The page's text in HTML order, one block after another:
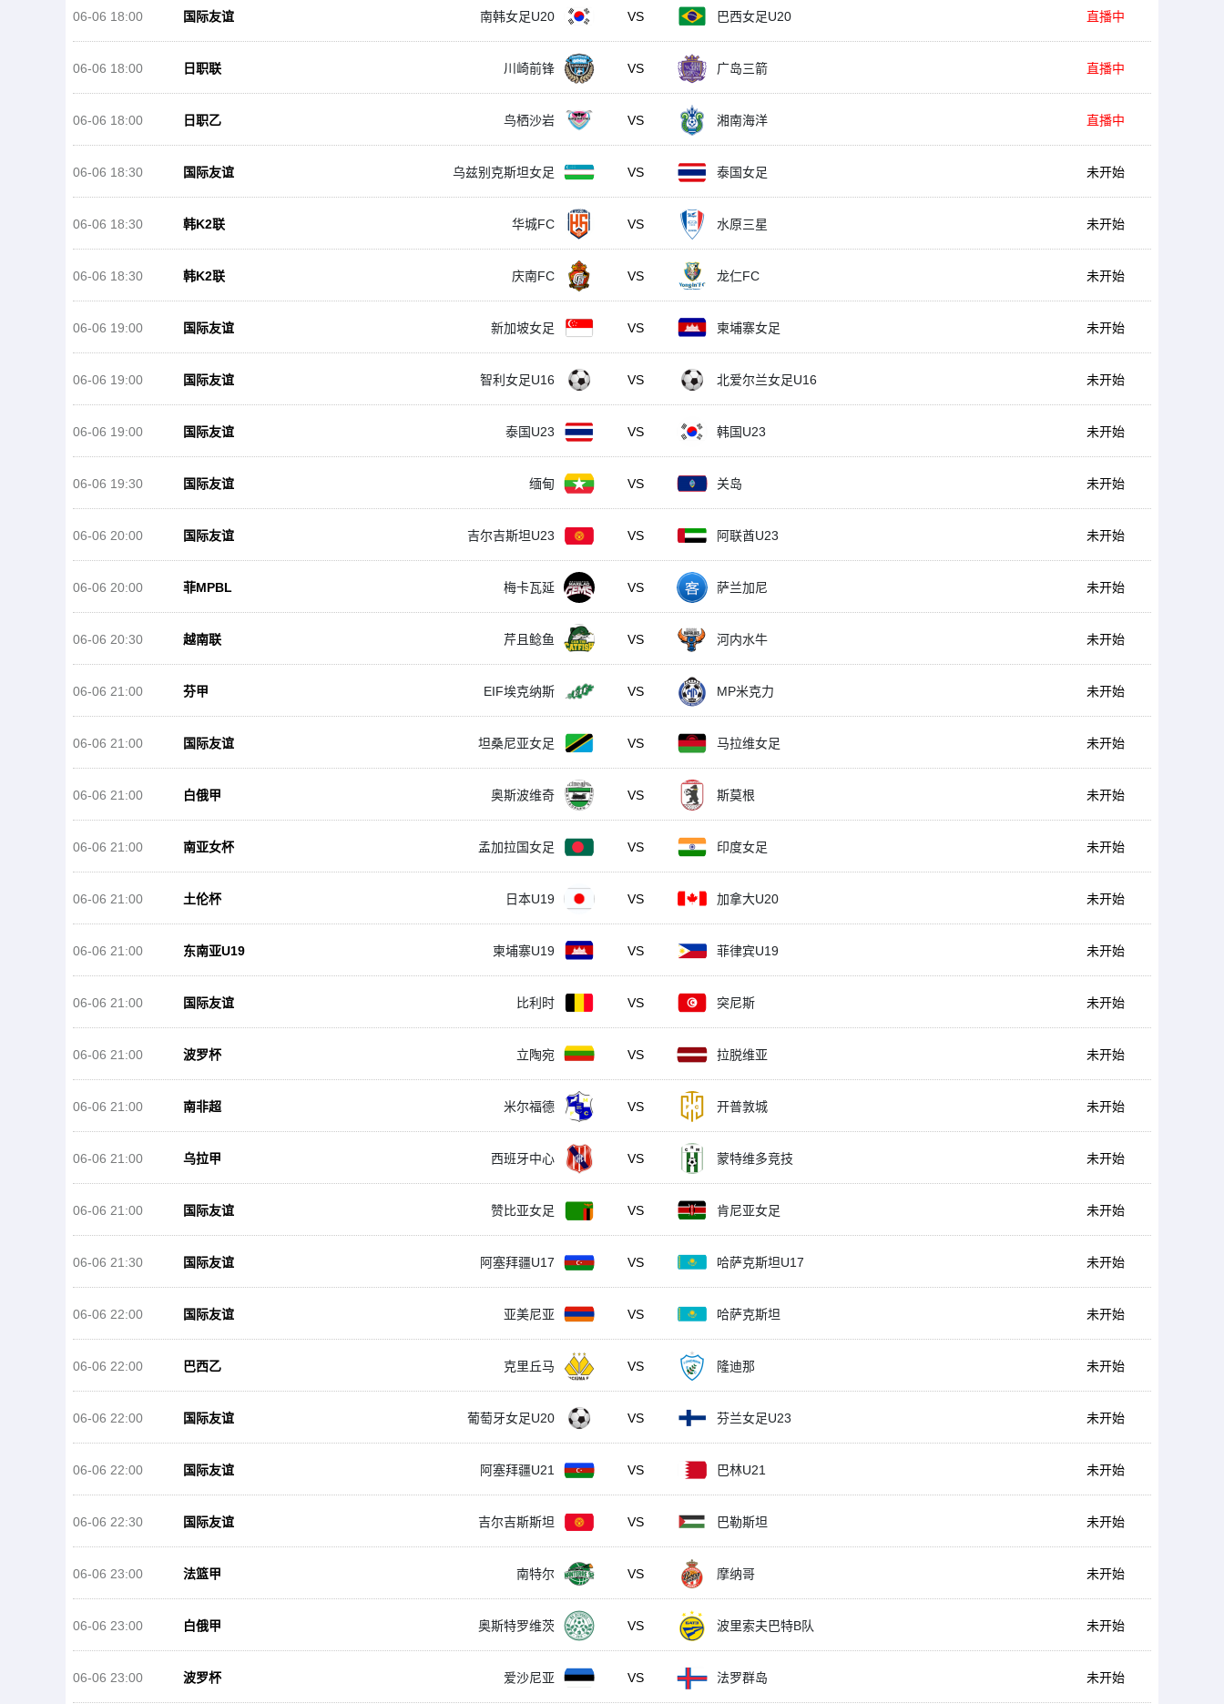
06-06 18:00 国际友谊 南韩女足U20 VS 巴西女足U20 直播中
06-06 18:00 日职联 川崎前锋 VS 广岛三箭 直播中
06-06 18:00 日职乙 鸟栖沙岩 VS 湘南海洋 直播中
06-06 18:30 国际友谊 乌兹别克斯坦女足 VS 泰国女足 未开始
06-06 18:30 韩K2联 华城FC VS 水原三星 未开始
06-06 18:30 韩K2联 庆南FC VS 龙仁FC 未开始
06-06 19:00 国际友谊 新加坡女足 VS 柬埔寨女足 未开始
06-06 19:00 国际友谊 智利女足U16 VS 北爱尔兰女足U16 未开始
06-06 19:00 国际友谊 泰国U23 VS 韩国U23 未开始
06-06 19:30 国际友谊 缅甸 VS 关岛 未开始
06-06 20:00 国际友谊 吉尔吉斯坦U23 VS 阿联酋U23 未开始
06-06 20:00 菲MPBL 梅卡瓦延 VS 萨兰加尼 未开始
06-06 20:30 越南联 芹且鲶鱼 VS 河内水牛 未开始
06-06 21:00 芬甲 EIF埃克纳斯 VS MP米克力 未开始
06-06 21:00 国际友谊 坦桑尼亚女足 VS 马拉维女足 未开始
06-06 21:00 白俄甲 奥斯波维奇 VS 斯莫根 未开始
06-06 21:00 南亚女杯 孟加拉国女足 VS 印度女足 未开始
06-06 21:00 土伦杯 日本U19 VS 加拿大U20 未开始
06-06 21:00 东南亚U19 柬埔寨U19 VS 菲律宾U19 未开始
06-06 21:00 国际友谊 比利时 VS 突尼斯 未开始
06-06 21:00 波罗杯 立陶宛 VS 拉脱维亚 未开始
06-06 21:00 南非超 米尔福德 VS 开普敦城 未开始
06-06 21:00 乌拉甲 西班牙中心 VS 蒙特维多竞技 未开始
06-06 21:00 国际友谊 赞比亚女足 VS 肯尼亚女足 未开始
06-06 21:30 国际友谊 阿塞拜疆U17 VS 哈萨克斯坦U17 未开始
06-06 22:00 国际友谊 亚美尼亚 VS 哈萨克斯坦 未开始
06-06 22:00 巴西乙 克里丘马 VS 隆迪那 未开始
06-06 22:00 国际友谊 葡萄牙女足U20 VS 芬兰女足U23 未开始
06-06 22:00 国际友谊 阿塞拜疆U21 VS 巴林U21 未开始
06-06 22:30 国际友谊 吉尔吉斯斯坦 VS 巴勒斯坦 未开始
06-06 23:00 法篮甲 南特尔 VS 摩纳哥 未开始
06-06 23:00 白俄甲 奥斯特罗维茨 VS 波里索夫巴特B队 未开始
06-06 23:00 波罗杯 爱沙尼亚 VS 法罗群岛 未开始